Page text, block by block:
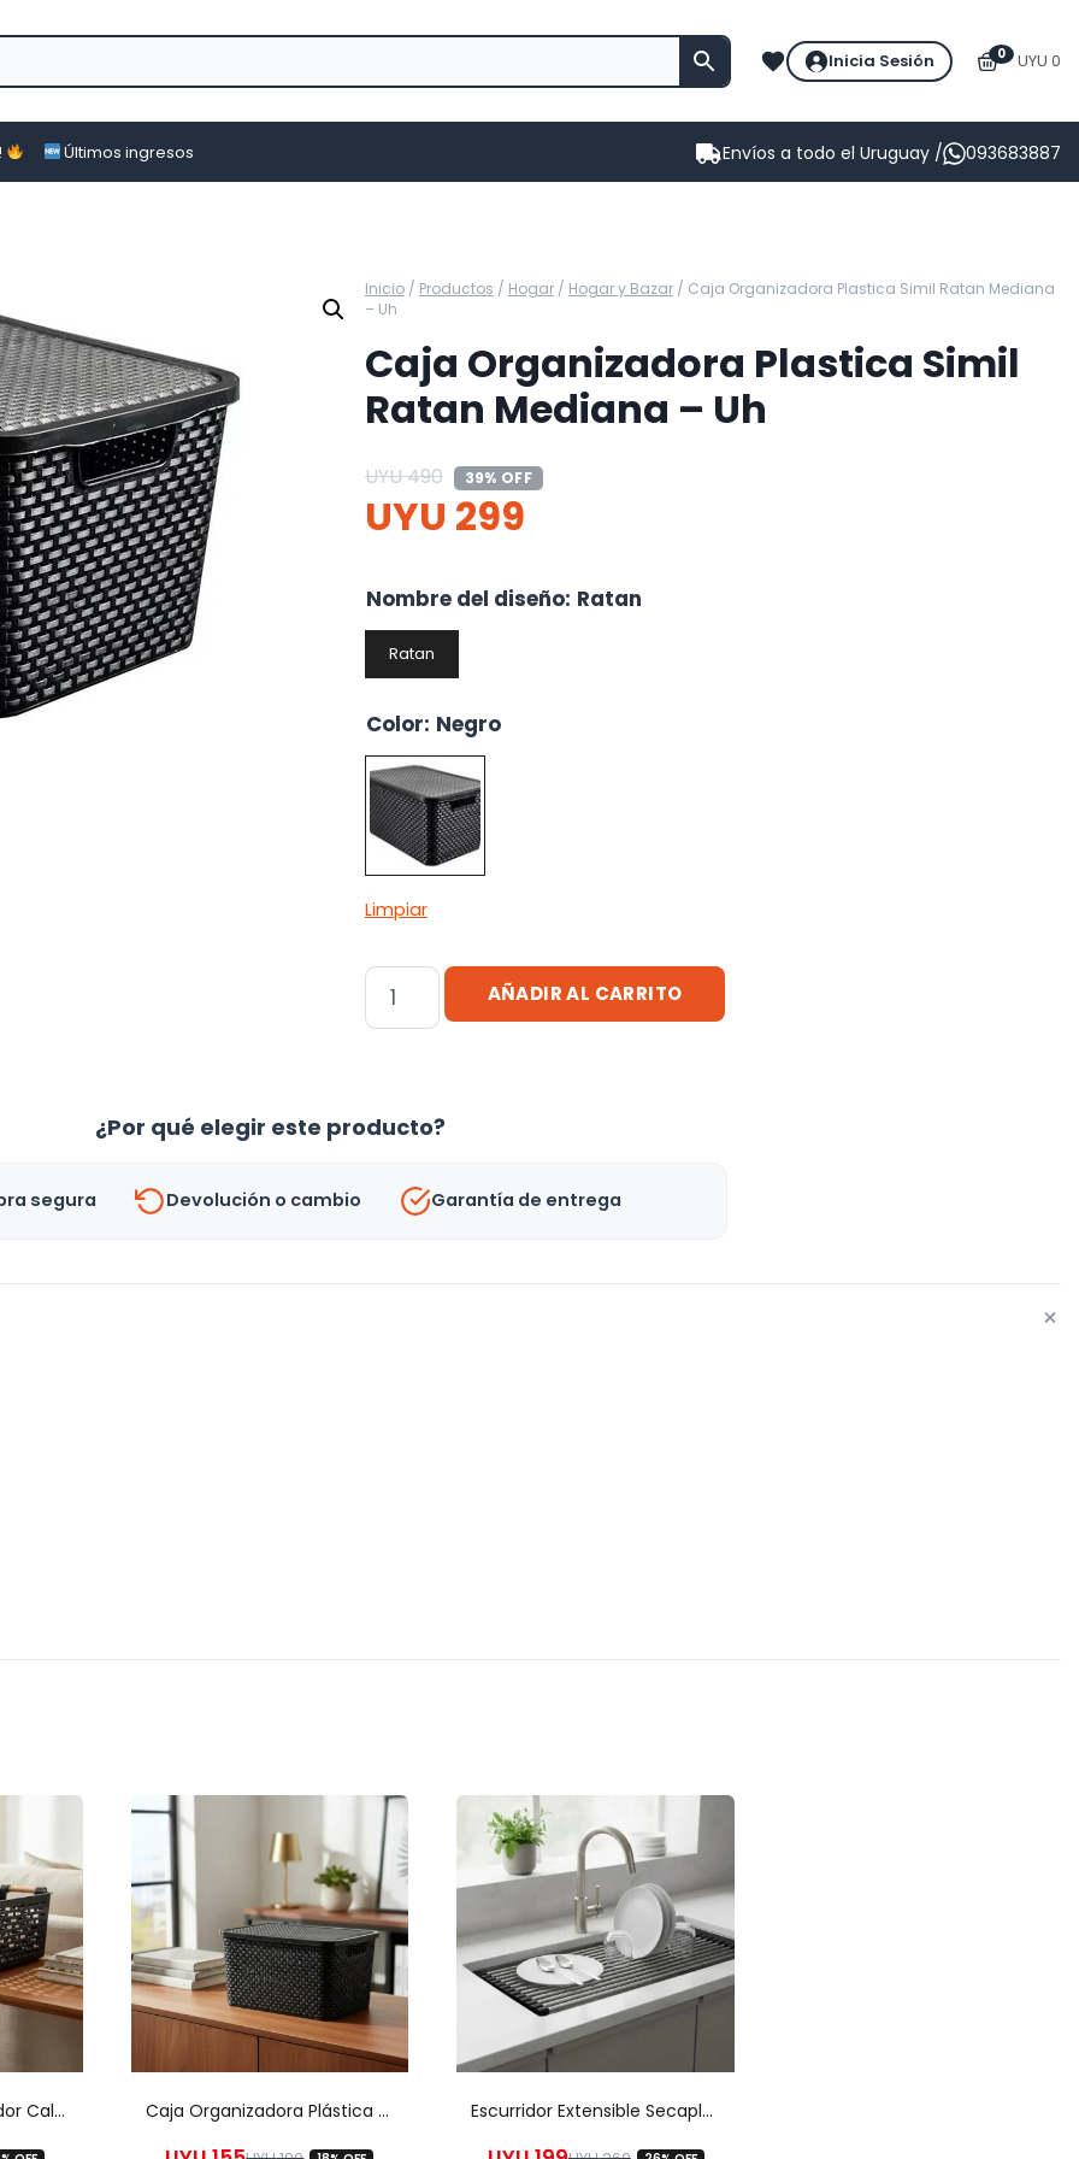
Inicia Sesión 0 UYU 0
Últimos ingresos Envíos a todo el Uruguay / 093683887
Inicio / Productos / Hogar / Hogar y Bazar / Caja Organizadora Plastica Simil Ratan Mediana
– Uh
Caja Organizadora Plastica Simil
Ratan Mediana – Uh
UYU490 39% OFF
UYU 299
Nombre del diseño: Ratan
Ratan
Color: Negro
Limpiar
Caja
Organizadora
Mediana
AÑADIR AL CARRITO
¿Por qué elegir este producto?
segura Devolución o cambio Garantía de entrega
+
costo).
de 10hs a 13hs
Caja Cesto Organizador Calado Baño Cocina Dormitorio Diseño Caja Organizadora Plástica Simil Ratan 7lts – Universo Hobby Escurridor Extensible Secaplatos Enrollable Bacha Mediano-uh